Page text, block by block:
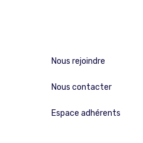
Nous rejoindre
Nous contacter
Espace adhérents